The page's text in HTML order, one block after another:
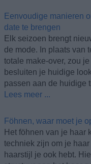
Eenvoudige manieren
date te brengen
Elk seizoen brengt
de mode. In plaats van
totale make-over, zou
besluiten je huidige
passen aan de huidige
Lees meer ...
Föhnen, waar moet je
Het föhnen van je haar
techniek zijn om je
haarstijl je ook hebt.